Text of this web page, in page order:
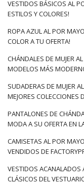
VESTIDOS BÁSICOS AL
ESTILOS Y COLORES!
ROPA AZUL AL POR
COLOR A TU OFERTA!
CHÁNDALES DE MUJER
MODELOS MÁS
SUDADERAS DE MUJER
MEJORES COLECCIONES
PANTALONES DE
MODA A SU OFERTA EN
CAMISETAS AL POR
VENDIDOS DE
VESTIDOS ACANALADOS
CLÁSICOS DEL